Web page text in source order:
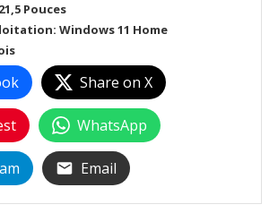
Pouces
Windows 11 Home
Share on X
WhatsApp
Email